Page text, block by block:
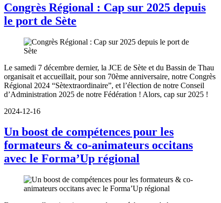
Congrès Régional : Cap sur 2025 depuis
le port de Sète
Le samedi 7 décembre dernier, la JCE de Sète et du Bassin de Thau
organisait et accueillait, pour son 70ème anniversaire, notre Congrès
Régional 2024 “Sètextraordinaire”, et l’élection de notre Conseil
d’Administration 2025 de notre Fédération ! Alors, cap sur 2025 !
2024-12-16
Un boost de compétences pour les
formateurs & co-animateurs occitans
avec le Forma’Up régional